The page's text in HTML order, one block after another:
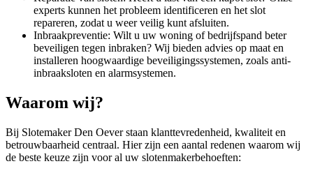
experts kunnen het probleem identificeren en het slot
repareren, zodat u weer veilig kunt afsluiten.
Inbraakpreventie: Wilt u uw woning of bedrijfspand beter
beveiligen tegen inbraken? Wij bieden advies op maat en
installeren hoogwaardige beveiligingssystemen, zoals anti-
inbraaksloten en alarmsystemen.
Waarom wij?
Bij Slotemaker Den Oever staan klanttevredenheid, kwaliteit en
betrouwbaarheid centraal. Hier zijn een aantal redenen waarom wij
de beste keuze zijn voor al uw slotenmakerbehoeften: